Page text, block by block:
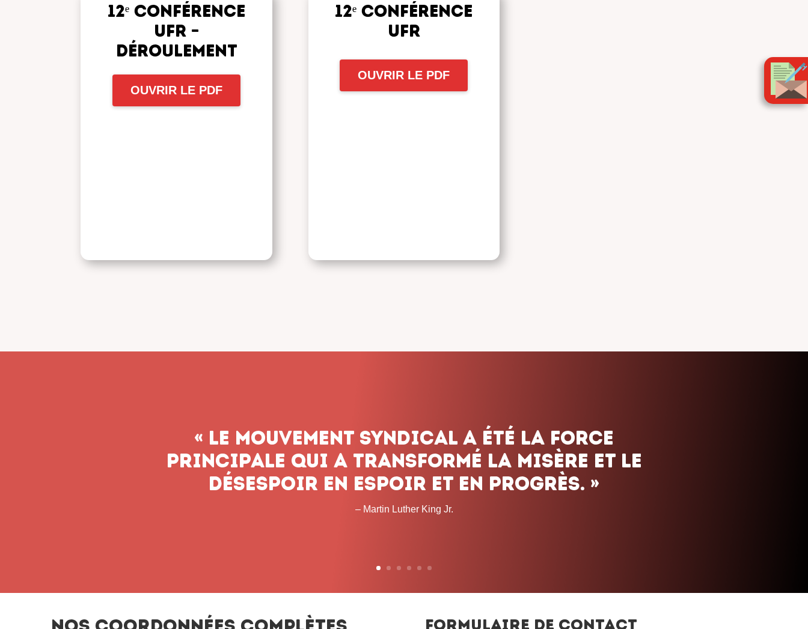
12ᵉ Conférence
UFR –
Déroulement
OUVRIR LE PDF
12ᵉ Conférence
UFR
OUVRIR LE PDF
Formulaire de contact